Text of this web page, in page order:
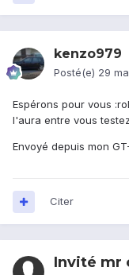
kenzo979
Posté(e) 29
Espérons pour vous
l'aura entre vous
Envoyé depuis mon
Citer
Invité mr